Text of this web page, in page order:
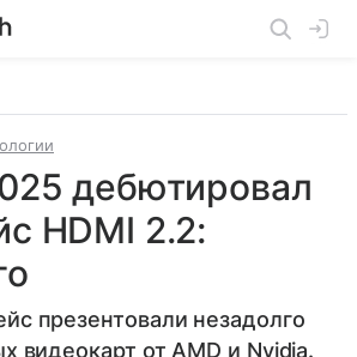
дебютировал
HDMI 2.2:
презентовали незадолго
видеокарт от AMD и Nvidia.